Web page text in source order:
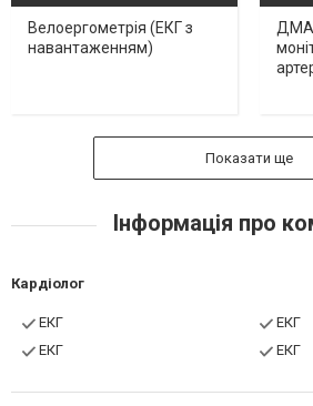
Велоергометрія (ЕКГ з
навантаженням)
Показати ще
Інформація про
Кардіолог
ЕКГ
ЕКГ
ЕКГ
ЕКГ